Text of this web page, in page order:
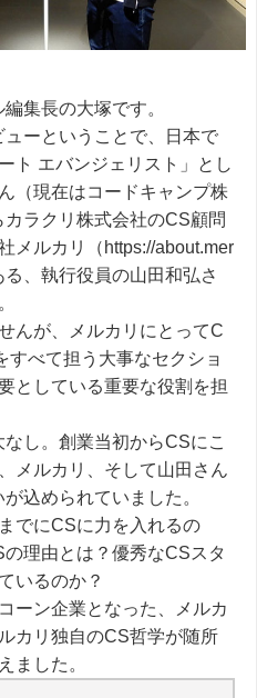
集長の大塚です。
ーということで、日本で
ト エバンジェリスト」とし
（現在はコードキャンプ株
ラクリ株式会社のCS顧問
メルカリ（ https://about.mer
、執行役員の山田和弘さ
んが、メルカリにとってC
すべて担う大事なセクショ
としている重要な役割を担
し。創業当初からCSにこ
メルカリ、そして山田さん
込められていました。
でにCSに力を入れるの
の理由とは？優秀なCSスタ
いるのか？
ーン企業となった、メルカ
カリ独自のCS哲学が随所
ました。